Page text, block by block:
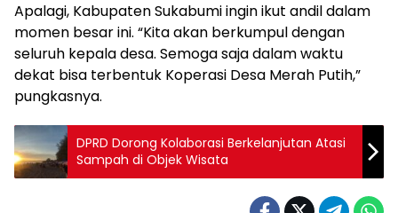
Apalagi, Kabupaten Sukabumi ingin ikut andil dalam
momen besar ini. “Kita akan berkumpul dengan
seluruh kepala desa. Semoga saja dalam waktu
dekat bisa terbentuk Koperasi Desa Merah Putih,”
pungkasnya.
DPRD Dorong Kolaborasi Berkelanjutan Atasi
Sampah di Objek Wisata